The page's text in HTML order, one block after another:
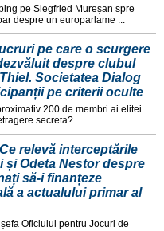
pe Siegfried Mureșan spre
despre un europarlame ...
pe care o scurgere
despre clubul
Societatea Dialog
pe criterii oculte
200 de membri ai elitei
secreta? ...
relevă interceptările
și Odeta Nestor despre
să-i finanțeze
a actualului primar al
Oficiului pentru Jocuri de